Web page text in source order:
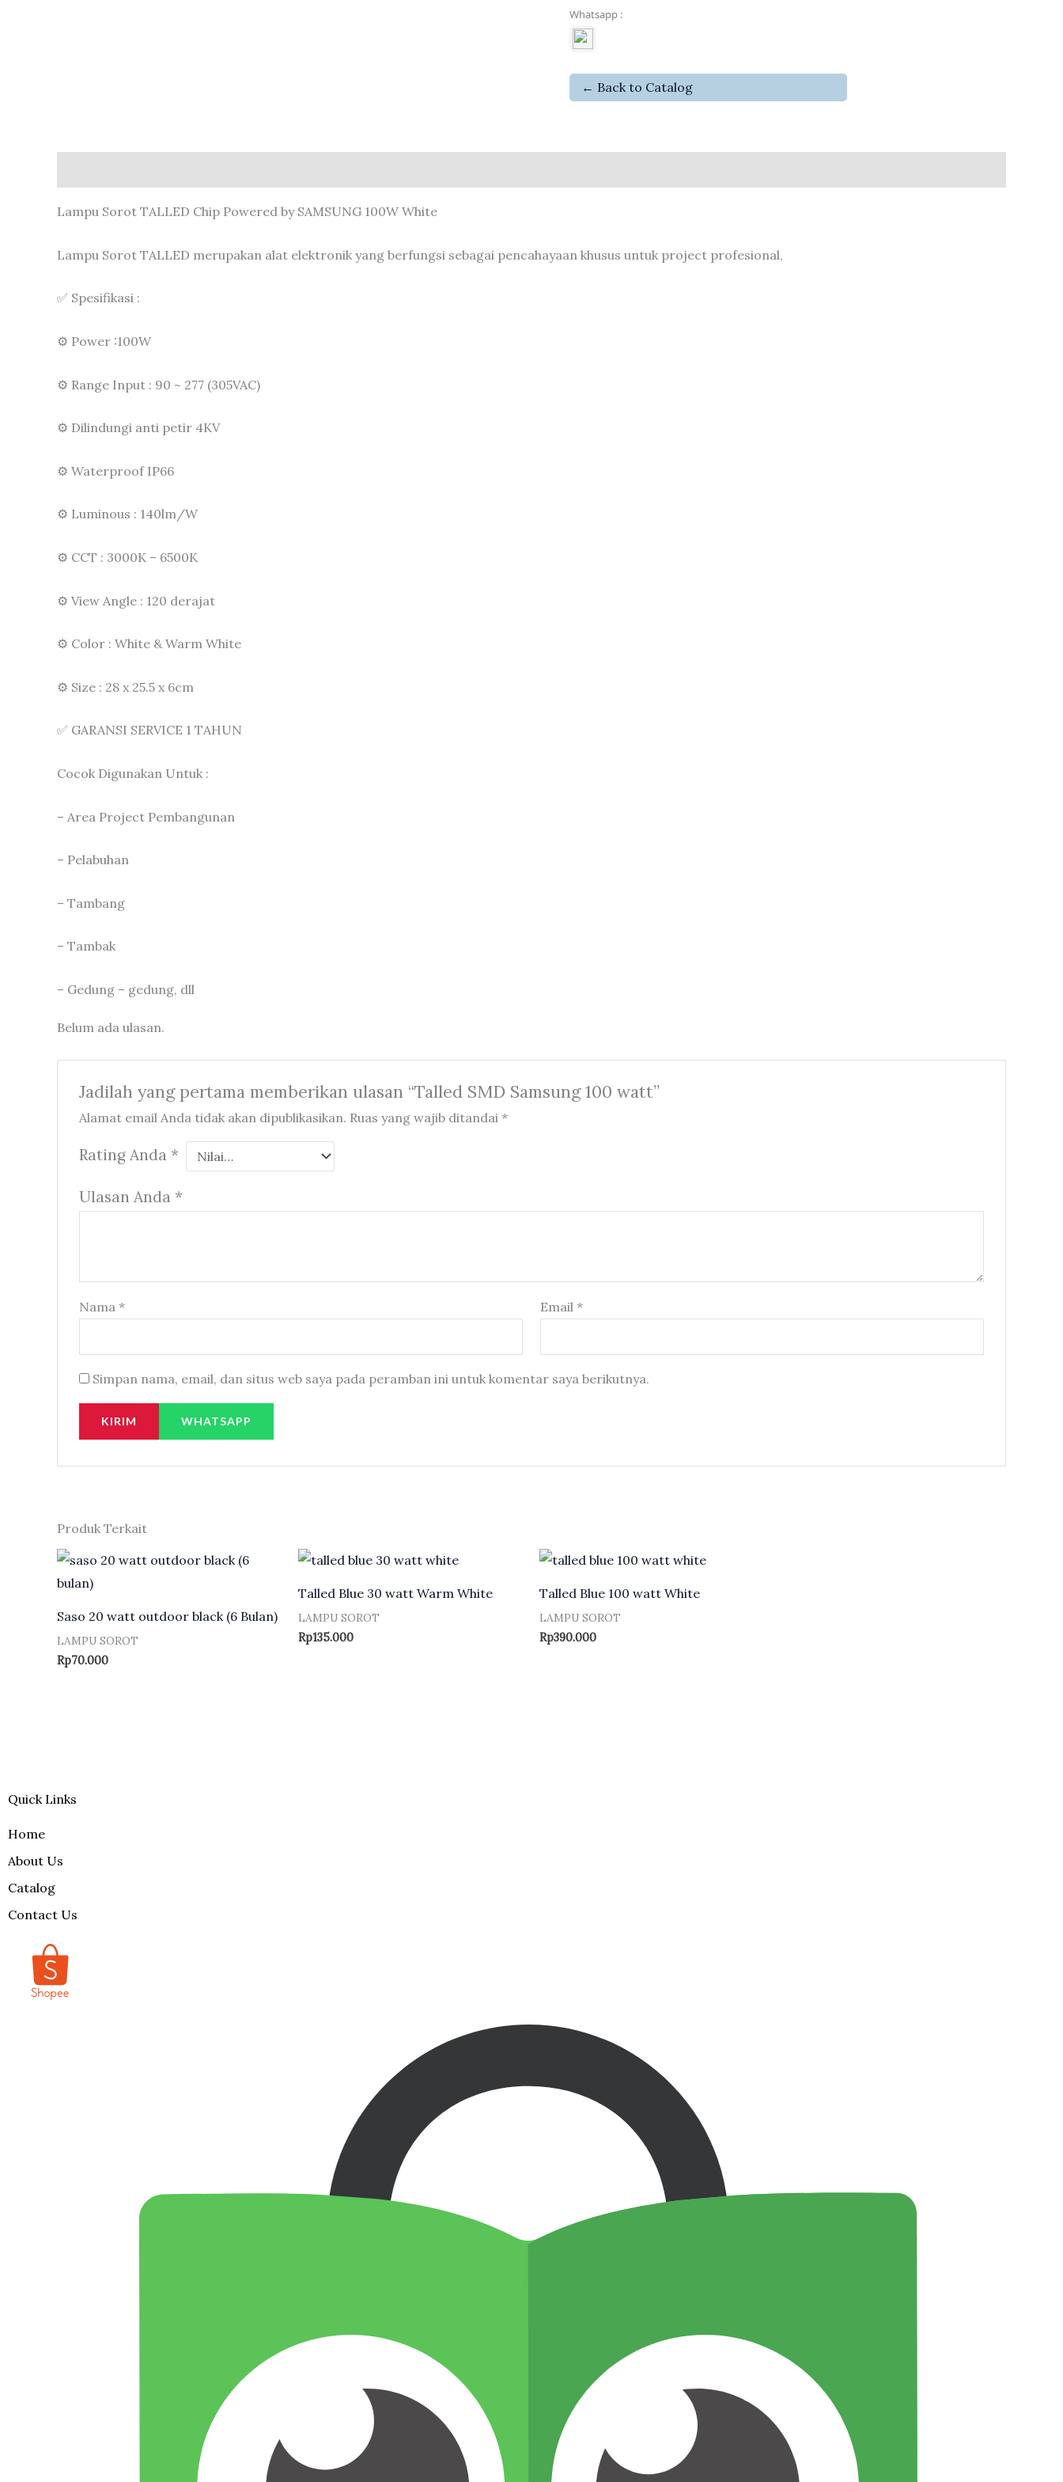
Whatsapp :
← Back to Catalog
Lampu Sorot TALLED Chip Powered by SAMSUNG 100W White
Lampu Sorot TALLED merupakan alat elektronik yang berfungsi sebagai pencahayaan khusus untuk project profesional,
✅ Spesifikasi :
⚙️ Power :100W
⚙️ Range Input : 90 ~ 277 (305VAC)
⚙️ Dilindungi anti petir 4KV
⚙️ Waterproof IP66
⚙️ Luminous : 140lm/W
⚙️ CCT : 3000K – 6500K
⚙️ View Angle : 120 derajat
⚙️ Color : White & Warm White
⚙️ Size : 28 x 25.5 x 6cm
✅ GARANSI SERVICE 1 TAHUN
Cocok Digunakan Untuk :
– Area Project Pembangunan
– Pelabuhan
– Tambang
– Tambak
– Gedung – gedung, dll
Belum ada ulasan.
Jadilah yang pertama memberikan ulasan “Talled SMD Samsung 100 watt”
Alamat email Anda tidak akan dipublikasikan. Ruas yang wajib ditandai *
Rating Anda *
Ulasan Anda *
Nama * Email*
Simpan nama, email, dan situs web saya pada peramban ini untuk komentar saya berikutnya.
WHATSAPP
Produk Terkait
Saso 20 watt outdoor black (6 Bulan)
LAMPU SOROT
Rp70.000
Talled Blue 30 watt Warm White
LAMPU SOROT
Rp135.000
Talled Blue 100 watt White
LAMPU SOROT
Rp390.000
Quick Links
Home
About Us
Catalog
Contact Us